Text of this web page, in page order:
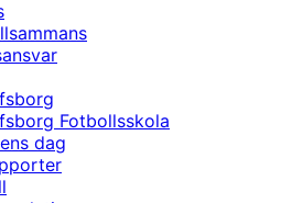
Fotbollsskola
dag